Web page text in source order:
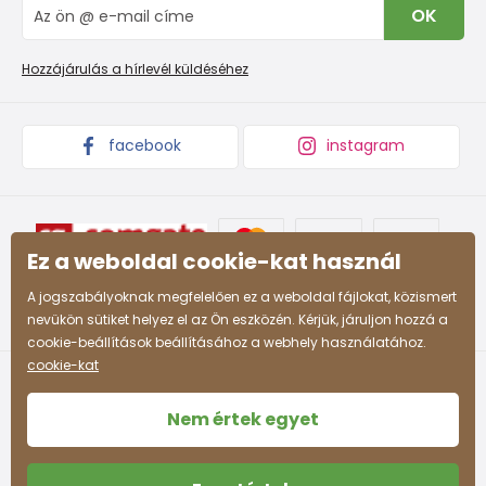
Panaszkezelési eljárás
Nagykereskedelem PiDiLiDi
Áruk begyűjtése
OK
Hozzájárulás a hírlevél küldéséhez
facebook instagram
Ez a weboldal cookie-kat használ
A jogszabályoknak megfelelően ez a weboldal fájlokat, közismert
nevükön sütiket helyez el az Ön eszközén. Kérjük, járuljon hozzá a
cookie-beállítások beállításához a webhely használatához.
cookie-kat
Nem értek egyet